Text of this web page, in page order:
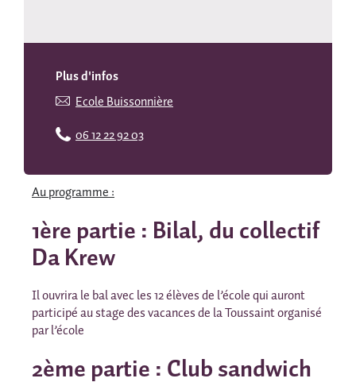
Plus d'infos
Ecole Buissonnière
06 12 22 92 03
Au programme :
1ère partie : Bilal, du collectif
Da Krew
Il ouvrira le bal avec les 12 élèves de l’école qui auront
participé au stage des vacances de la Toussaint organisé
par l’école
2ème partie : Club sandwich